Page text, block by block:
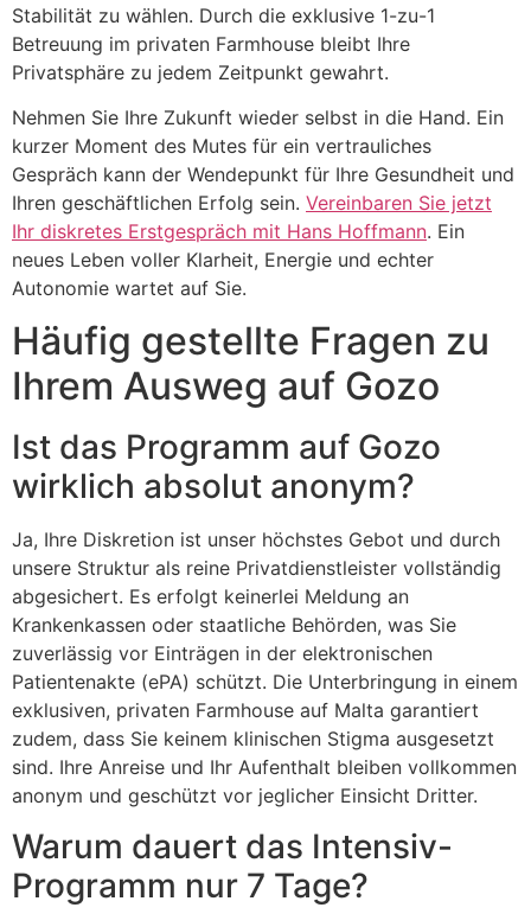
Stabilität zu wählen. Durch die exklusive 1-zu-1
Betreuung im privaten Farmhouse bleibt Ihre
Privatsphäre zu jedem Zeitpunkt gewahrt.
Nehmen Sie Ihre Zukunft wieder selbst in die Hand. Ein
kurzer Moment des Mutes für ein vertrauliches
Gespräch kann der Wendepunkt für Ihre Gesundheit und
Ihren geschäftlichen Erfolg sein. Vereinbaren Sie jetzt
Ihr diskretes Erstgespräch mit Hans Hoffmann. Ein
neues Leben voller Klarheit, Energie und echter
Autonomie wartet auf Sie.
Häufig gestellte Fragen zu
Ihrem Ausweg auf Gozo
Ist das Programm auf Gozo
wirklich absolut anonym?
Ja, Ihre Diskretion ist unser höchstes Gebot und durch
unsere Struktur als reine Privatdienstleister vollständig
abgesichert. Es erfolgt keinerlei Meldung an
Krankenkassen oder staatliche Behörden, was Sie
zuverlässig vor Einträgen in der elektronischen
Patientenakte (ePA) schützt. Die Unterbringung in einem
exklusiven, privaten Farmhouse auf Malta garantiert
zudem, dass Sie keinem klinischen Stigma ausgesetzt
sind. Ihre Anreise und Ihr Aufenthalt bleiben vollkommen
anonym und geschützt vor jeglicher Einsicht Dritter.
Warum dauert das Intensiv-
Programm nur 7 Tage?